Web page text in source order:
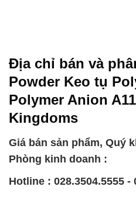
Địa chỉ bán và
Powder Keo tụ
Polymer Anion
Kingdoms
Giá bán sản phẩm, Quý
Phòng kinh doanh :
Hotline : 028.3504.5555 -